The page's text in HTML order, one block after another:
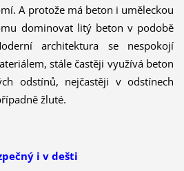
A protože má beton i uměleckou
dominovat litý beton v podobě
architektura se nespokojí
stále častěji využívá beton
odstínů, nejčastěji v odstínech
žluté.
i v dešti